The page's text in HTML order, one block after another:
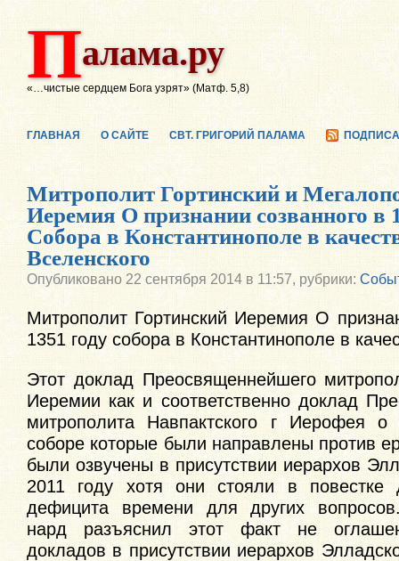
Палама.ру
«…чистые сердцем Бога узрят» (Матф. 5,8)
ГЛАВНАЯ О САЙТЕ СВТ. ГРИГОРИЙ ПАЛАМА
Митрополит Гортинский и
Иеремия О признании созванного в
Собора в Константинополе в
Вселенского
Опубликовано 22 сентября 2014 в 11:57, рубрики:
Митрополит Гортинский Иеремия О
1351 году собора в Константинополе в
Этот доклад Преосвященнейшего
Иеремии как и соответственно доклад
митрополита Навпактского г Иерофея
соборе которые были направлены против
были озвучены в присутствии иерархов
2011 году хотя они стояли в повестке
дефицита времени для других
нард разъяснил этот факт не
докладов в присутствии иерархов